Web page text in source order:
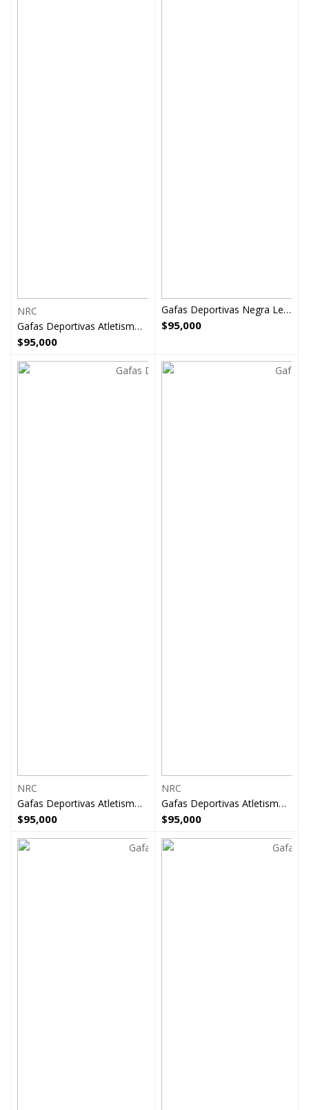
NRC
Gafas Deportivas Atletismo Ciclismo Multicolor Nrc
$95,000
Gafas Deportivas Negra Lente Azul Nrc
$95,000
NRC
Gafas Deportivas Atletismo Ciclismo Negro Dorado Nrc
$95,000
NRC
Gafas Deportivas Atletismo Ciclismo Blanco Nrc
$95,000